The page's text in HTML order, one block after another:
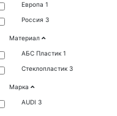
Европа 1
Россия 3
Материал
АБС Пластик 1
Стеклопластик 3
Марка
AUDI 3